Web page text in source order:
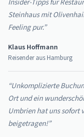
Insider-Tipps für
Steinhaus mit
Feeling pur.”
Klaus Hoffmann
Reisender aus Hamburg
“Unkomplizierte
Ort und ein
Umbrien hat uns sofort
beigetragen!”